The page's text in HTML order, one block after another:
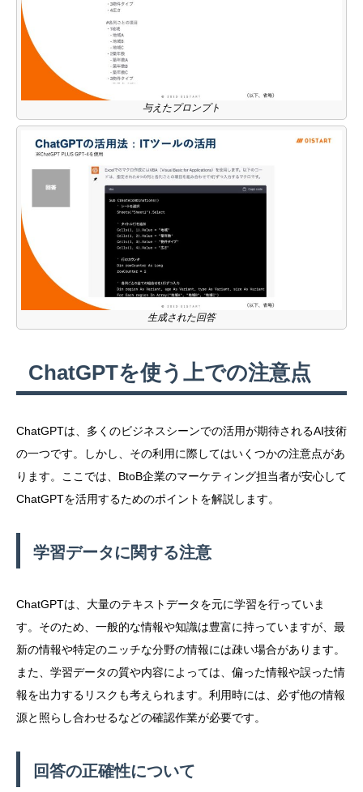
与えたプロンプト
生成された回答
ChatGPTを使う上での注意点
ChatGPTは、多くのビジネスシーンでの活用が期待されるAI技術
の一つです。しかし、その利用に際してはいくつかの注意点があ
ります。ここでは、BtoB企業のマーケティング担当者が安心して
ChatGPTを活用するためのポイントを解説します。
学習データに関する注意
ChatGPTは、大量のテキストデータを元に学習を行っていま
す。そのため、一般的な情報や知識は豊富に持っていますが、最
新の情報や特定のニッチな分野の情報には疎い場合があります。
また、学習データの質や内容によっては、偏った情報や誤った情
報を出力するリスクも考えられます。利用時には、必ず他の情報
源と照らし合わせるなどの確認作業が必要です。
回答の正確性について